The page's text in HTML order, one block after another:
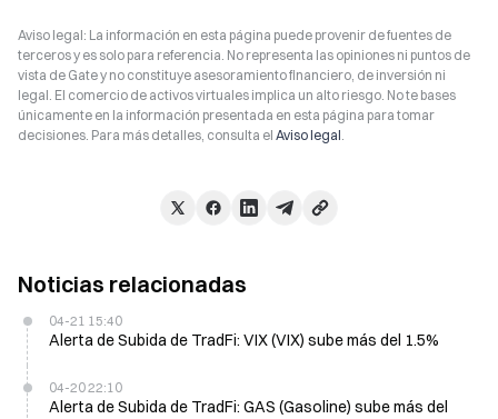
Aviso legal: La información en esta página puede provenir de fuentes de
terceros y es solo para referencia. No representa las opiniones ni puntos de
vista de Gate y no constituye asesoramiento financiero, de inversión ni
legal. El comercio de activos virtuales implica un alto riesgo. No te bases
únicamente en la información presentada en esta página para tomar
decisiones. Para más detalles, consulta el Aviso legal.
Noticias relacionadas
04-21 15:40
Alerta de Subida de TradFi: VIX (VIX) sube más del 1.5%
04-20 22:10
Alerta de Subida de TradFi: GAS (Gasoline) sube más del